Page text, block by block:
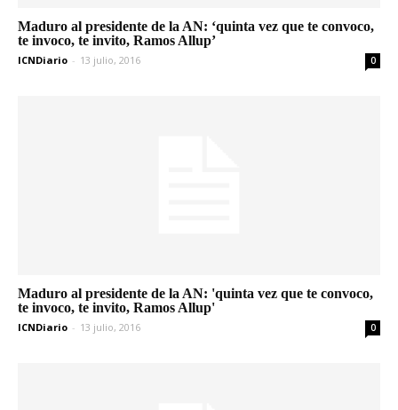
Maduro al presidente de la AN: ‘quinta vez que te convoco,
te invoco, te invito, Ramos Allup’
ICNDiario - 13 julio, 2016 0
Maduro al presidente de la AN: 'quinta vez que te convoco,
te invoco, te invito, Ramos Allup'
ICNDiario - 13 julio, 2016 0